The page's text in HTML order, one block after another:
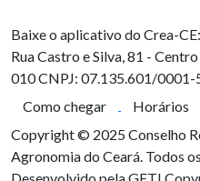
Baixe o aplicativo do Crea-CE:
Rua Castro e Silva, 81 - Centro
010CNPJ: 07.135.601/0001-
Como chegar
Horários
Copyright © 2025 Conselho
Agronomia do Ceará. Todos